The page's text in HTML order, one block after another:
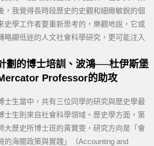
，我覺得長時段歷史的史觀和細緻敏銳的個
史學工作者要重新思考的，樂觀地說，它或
略顯低迷的人文社會科學研究，更可能注入
劃的博士培訓、波鴻──杜伊斯堡
Professor的助攻
士生當中，共有三位同學的研究與歷史學最
士生則來自社會科學領域。歷史學方面，第
大歷史所博士班的黃寶雯，研究方向是「會
的海關政策與實踐」（Accounting and